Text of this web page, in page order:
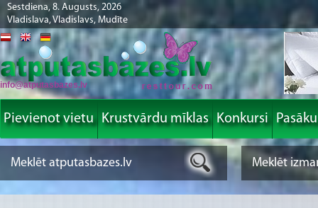
Sestdiena, 8. Augusts, 2026
Vladislava, Vladislavs, Mudīte
info@atputasbazes.lv
Pievienot vietu Krustvārdu mīklas Konkursi